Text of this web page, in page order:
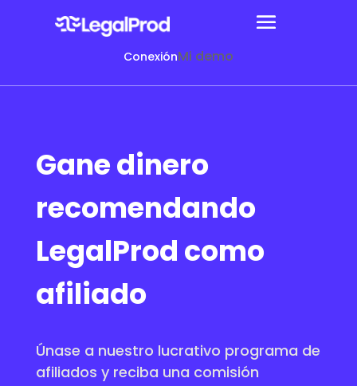
ConexiónMi demo
Gane dinero
recomendando
LegalProd como
afiliado
Únase a nuestro lucrativo programa de
afiliados y reciba una comisión